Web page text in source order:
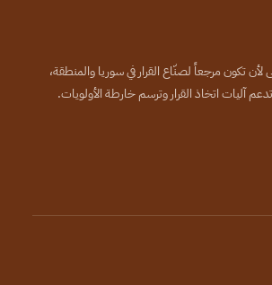
تكون مرجعاً لصنّاع القرار في سوريا والمنطقة،
آليات اتخاذ القرار وترسم خارطة الأولويات.